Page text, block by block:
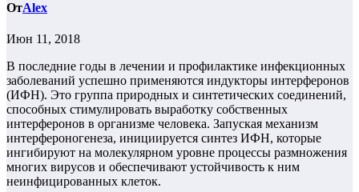
ОтAlex
Июн 11, 2018
В последние годы в лечении и профилактике инфекционных
заболеваний успешно применяются индукторы интерферонов
(ИФН). Это группа природных и синтетических соединений,
способных стимулировать выработку собственных
интерферонов в организме человека. Запуская механизм
интерфероногенеза, инициируется синтез ИФН, которые
ингибируют на молекулярном уровне процессы размножения
многих вирусов и обеспечивают устойчивость к ним
неинфицированных клеток.